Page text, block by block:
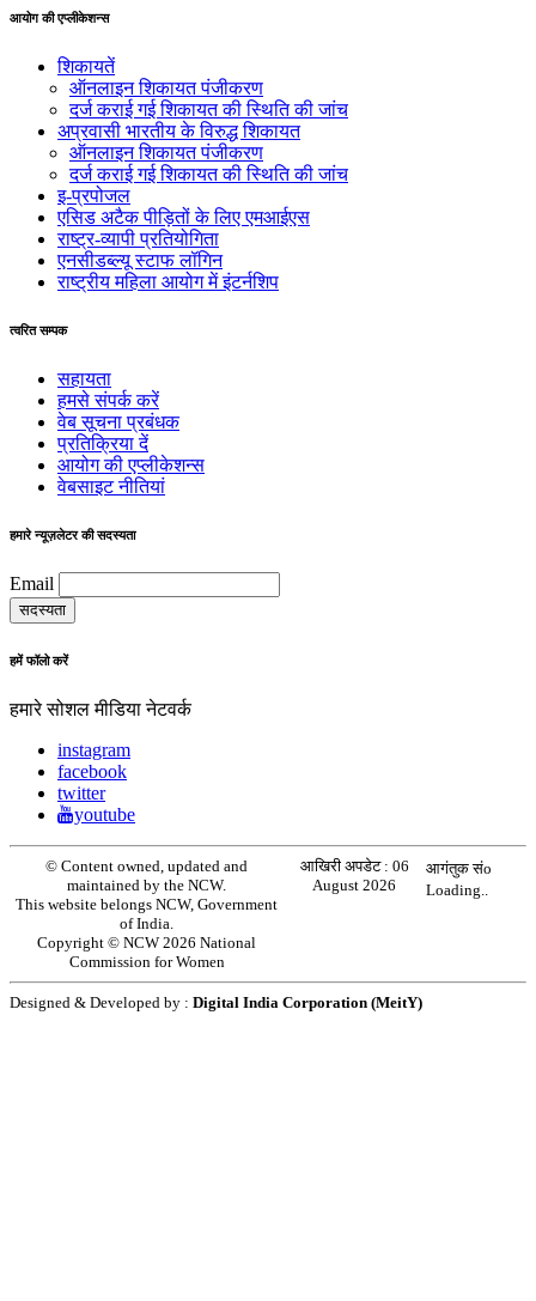
आयोग की एप्लीकेशन्स
शिकायतें
ऑनलाइन शिकायत पंजीकरण
दर्ज कराई गई शिकायत की स्थिति की जांच
अप्रवासी भारतीय के विरुद्ध शिकायत
ऑनलाइन शिकायत पंजीकरण
दर्ज कराई गई शिकायत की स्थिति की जांच
इ-प्रपोजल
एसिड अटैक पीड़ितों के लिए एमआईएस
राष्ट्र-व्यापी प्रतियोगिता
एनसीडब्ल्यू स्टाफ लॉगिन
राष्ट्रीय महिला आयोग में इंटर्नशिप
त्वरित सम्पक
सहायता
हमसे संपर्क करें
वेब सूचना प्रबंधक
प्रतिक्रिया दें
आयोग की एप्लीकेशन्स
वेबसाइट नीतियां
हमारे न्यूज़लेटर की सदस्यता
Email
हमें फॉलो करें
हमारे सोशल मीडिया नेटवर्क
instagram
facebook
twitter
youtube
© Content owned, updated and
maintained by the NCW.
This website belongs NCW, Government
of India.
Copyright © NCW 2026 National
Commission for Women
आखिरी अपडेट : 06
August 2026
आगंतुक संo
Loading..
Designed & Developed by : Digital India Corporation (MeitY)